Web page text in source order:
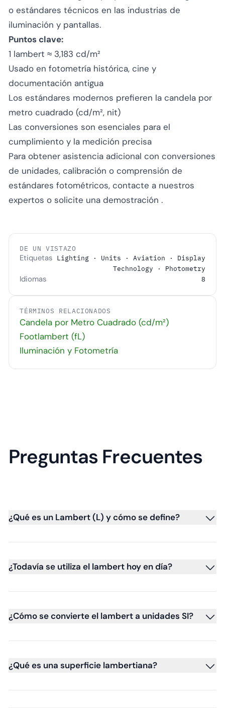
o estándares técnicos en las industrias de
iluminación y pantallas.
Puntos clave:
1 lambert ≈ 3,183 cd/m²
Usado en fotometría histórica, cine y
documentación antigua
Los estándares modernos prefieren la candela por
metro cuadrado (cd/m², nit)
Las conversiones son esenciales para el
cumplimiento y la medición precisa
Para obtener asistencia adicional con conversiones
de unidades, calibración o comprensión de
estándares fotométricos, contacte a nuestros
expertos o solicite una demostración .
DE UN VISTAZO
Etiquetas Lighting · Units · Aviation · Display
Technology · Photometry
Idiomas 8
TÉRMINOS RELACIONADOS
Candela por Metro Cuadrado (cd/m²)
Footlambert (fL)
Iluminación y Fotometría
Preguntas Frecuentes
¿Qué es un Lambert (L) y cómo se define?
¿Todavía se utiliza el lambert hoy en día?
¿Cómo se convierte el lambert a unidades SI?
¿Qué es una superficie lambertiana?